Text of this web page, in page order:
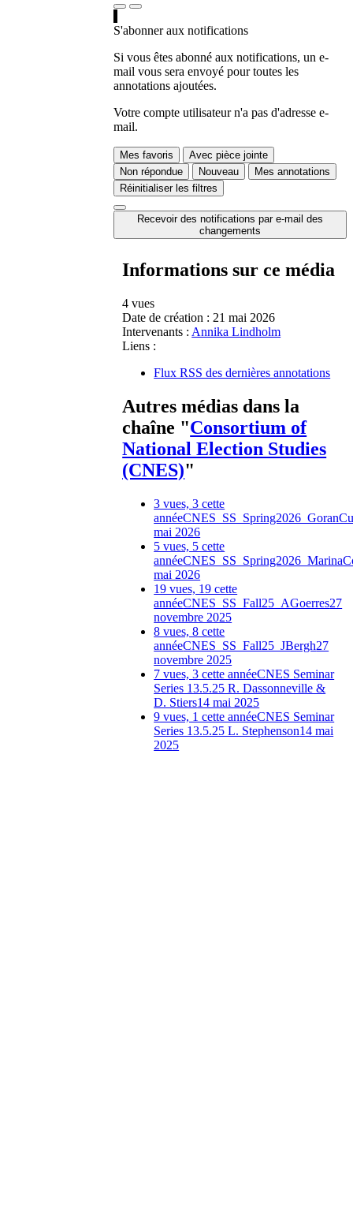
S'abonner aux notifications
Si vous êtes abonné aux notifications, un e-
mail vous sera envoyé pour toutes les
annotations ajoutées.
Votre compte utilisateur n'a pas d'adresse e-
mail.
Mes favoris
Avec pièce jointe
Non répondue
Nouveau
Mes annotations
Réinitialiser les filtres
Recevoir des notifications par e-mail des
changements
Informations sur ce média
4 vues
Date de création : 21 mai 2026
Intervenants : Annika Lindholm
Liens :
Flux RSS des dernières annotations
Autres médias dans la
chaîne "Consortium of
National Election Studies
(CNES)"
3 vues, 3 cette
année
mai 2026
5 vues, 5 cette
année
mai 2026
19 vues, 19 cette
annéeCNES_SS_Fall25_AGoerres27
novembre 2025
8 vues, 8 cette
annéeCNES_SS_Fall25_JBergh27
novembre 2025
7 vues, 3 cette annéeCNES Seminar
Series 13.5.25 R. Dassonneville &
D. Stiers14 mai 2025
9 vues, 1 cette annéeCNES Seminar
Series 13.5.25 L. Stephenson14 mai
2025